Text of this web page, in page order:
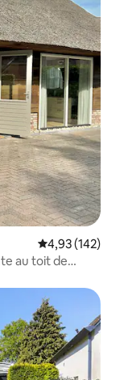
Évaluation
4,93 (142)
au toit de